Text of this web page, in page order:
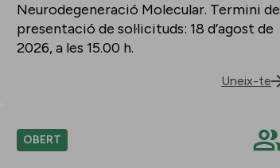
Neurodegeneració Molecular. Termini de
presentació de sol·licituds: 18 d’agost de
2026, a les 15.00 h.
Uneix-te
OBERT